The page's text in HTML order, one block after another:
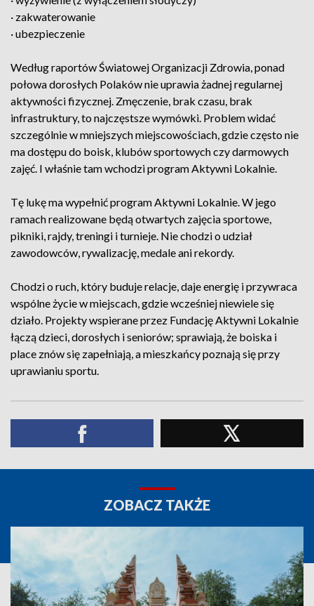
· zakwaterowanie
· ubezpieczenie
Według raportów Światowej Organizacji Zdrowia, ponad
połowa dorosłych Polaków nie uprawia żadnej regularnej
aktywności fizycznej. Zmęczenie, brak czasu, brak
infrastruktury, to najczęstsze wymówki. Problem widać
szczególnie w mniejszych miejscowościach, gdzie często nie
ma dostępu do boisk, klubów sportowych czy darmowych
zajęć. I właśnie tam wchodzi program Aktywni Lokalnie.
Tę lukę ma wypełnić program Aktywni Lokalnie. W jego
ramach realizowane będą otwartych zajęcia sportowe,
pikniki, rajdy, treningi i turnieje. Nie chodzi o udział
zawodowców, rywalizację, medale ani rekordy.
Chodzi o ruch, który buduje relacje, daje energię i przywraca
wspólne życie w miejscach, gdzie wcześniej niewiele się
działo. Projekty wspierane przez Fundację Aktywni Lokalnie
łączą dzieci, dorosłych i seniorów; sprawiają, że boiska i
place znów się zapełniają, a mieszkańcy poznają się przy
uprawianiu sportu.
ZOBACZ TAKŻE